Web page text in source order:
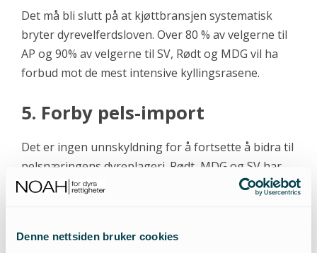
Denne nettsiden bruker cookies
Det må bli slutt på at kjøttbransjen systematisk
bryter dyrevelferdsloven. Over 80 % av velgerne til
AP og 90% av velgerne til SV, Rødt og MDG vil ha
forbud mot de mest intensive kyllingsrasene.
5. Forby pels-import
Det er ingen unnskyldning for å fortsette å bidra til
pelsnæringens dyreplageri. Rødt, MDG og SV har
fremmet pelsforbud i Stortinget, og 63% av APs
6. Stans sel- og hvalfangst